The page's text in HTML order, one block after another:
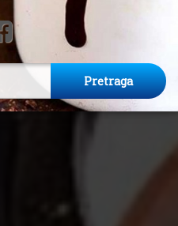
Facebook
Pretraga: